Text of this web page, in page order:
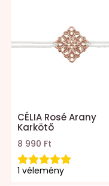
CÉLIA Rosé Arany
Karkötő
8 990 Ft
1 vélemény